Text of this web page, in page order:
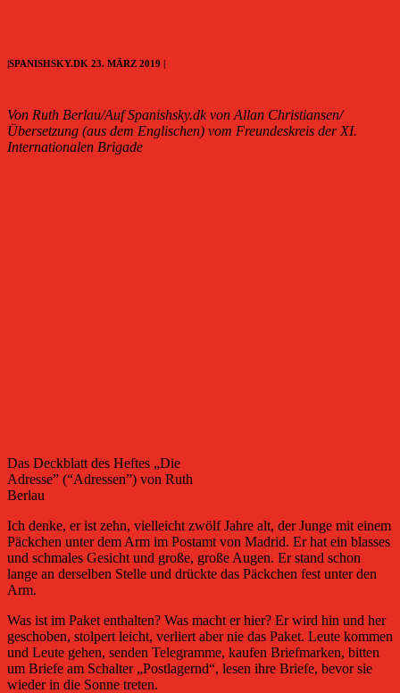
|SPANISHSKY.DK 23. MÄRZ 2019 |
Von Ruth Berlau/Auf Spanishsky.dk von Allan Christiansen/
Übersetzung (aus dem Englischen) vom Freundeskreis der XI.
Internationalen Brigade
Das Deckblatt des Heftes „Die
Adresse” (“Adressen”) von Ruth
Berlau
Ich denke, er ist zehn, vielleicht zwölf Jahre alt, der Junge mit einem
Päckchen unter dem Arm im Postamt von Madrid. Er hat ein blasses
und schmales Gesicht und große, große Augen. Er stand schon
lange an derselben Stelle und drückte das Päckchen fest unter den
Arm.
Was ist im Paket enthalten? Was macht er hier? Er wird hin und her
geschoben, stolpert leicht, verliert aber nie das Paket. Leute kommen
und Leute gehen, senden Telegramme, kaufen Briefmarken, bitten
um Briefe am Schalter „Postlagernd“, lesen ihre Briefe, bevor sie
wieder in die Sonne treten.